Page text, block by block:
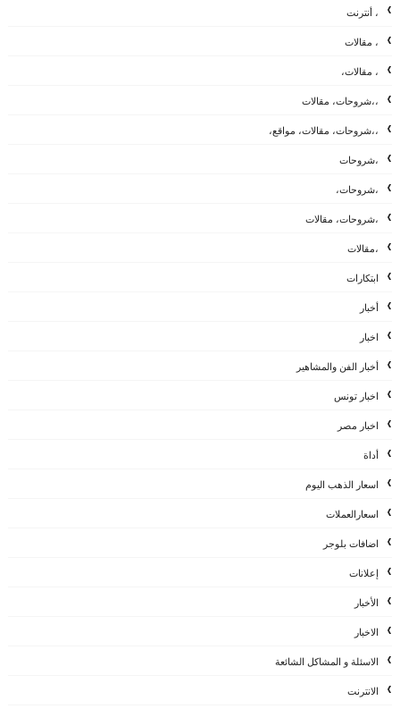
، أنترنت
، مقالات
، مقالات،
،،شروحات، مقالات
،،شروحات، مقالات، مواقع،
،شروحات
،شروحات،
،شروحات، مقالات
،مقالات
ابتكارات
أخبار
اخبار
أخبار الفن والمشاهير
اخبار تونس
اخبار مصر
أداة
اسعار الذهب اليوم
اسعارالعملات
اضافات بلوجر
إعلانات
الأخبار
الاخبار
الاسئلة و المشاكل الشائعة
الانترنت